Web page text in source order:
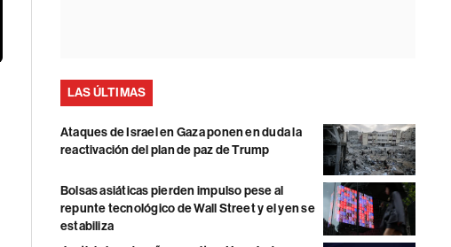
LAS ÚLTIMAS
Ataques de Israel en Gaza ponen en duda la
reactivación del plan de paz de Trump
Bolsas asiáticas pierden impulso pese al
repunte tecnológico de Wall Street y el yen se
estabiliza